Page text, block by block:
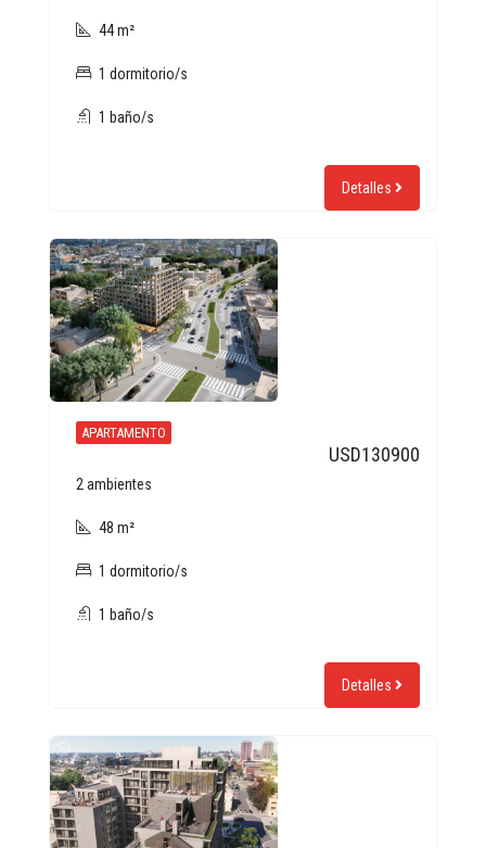
44 m²
1 dormitorio/s
1 baño/s
Detalles
APARTAMENTO
USD130900
2 ambientes
48 m²
1 dormitorio/s
1 baño/s
Detalles